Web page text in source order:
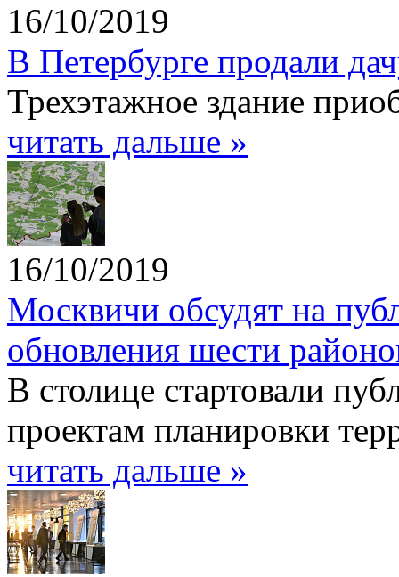
16/10/2019
В Петербурге продали
Трехэтажное здание
читать дальше »
16/10/2019
Москвичи обсудят на
обновления шести
В столице стартовали
проектам планировки
читать дальше »